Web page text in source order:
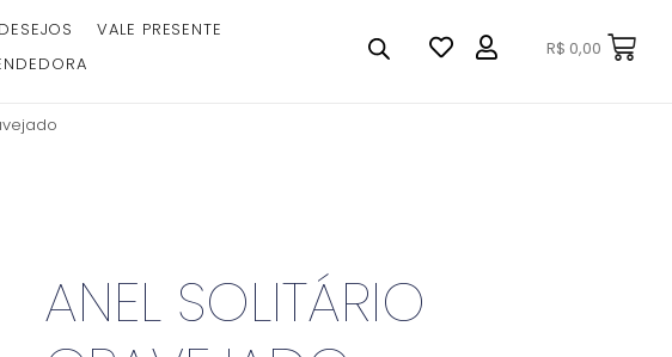
VALE PRESENTE
R$ 0,00
ANEL SOLITÁRIO